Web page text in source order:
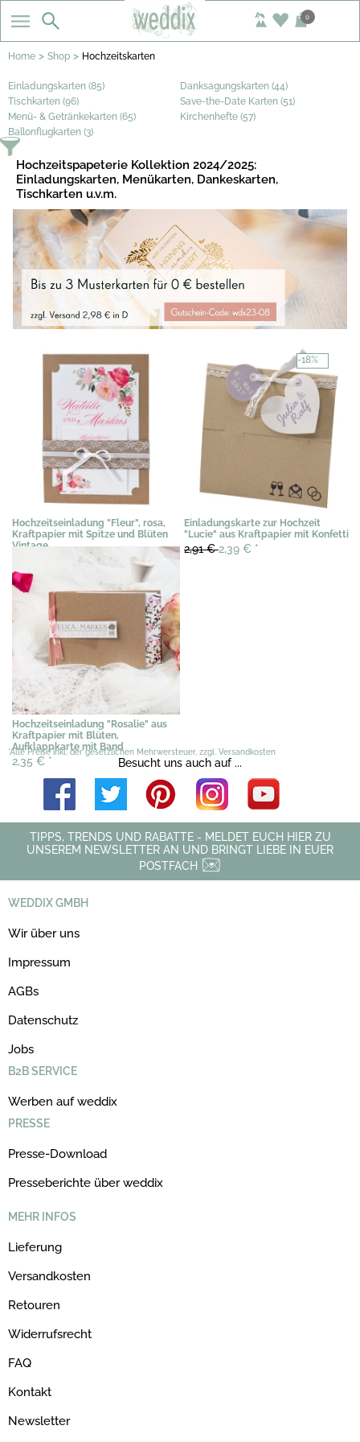
0
Home > Shop > Hochzeitskarten
Einladungskarten (85)
Danksagungskarten (44)
Tischkarten (96)
Save-the-Date Karten (51)
Menü- & Getränkekarten (65)
Kirchenhefte (57)
Ballonflugkarten (3)
Hochzeitspapeterie Kollektion 2024/2025:
Einladungskarten, Menükarten, Dankeskarten,
Tischkarten u.v.m.
Hochzeitseinladung "Fleur", rosa,
Kraftpapier mit Spitze und Blüten
Vintage
-18%
Einladungskarte zur Hochzeit
"Lucie" aus Kraftpapier mit Konfetti
2,91 €2,39 € *
Hochzeitseinladung "Rosalie" aus
Kraftpapier mit Blüten,
Aufklappkarte mit Band
2,35 € *
*Alle Preise inkl. der gesetzlichen Mehrwersteuer, zzgl. Versandkosten
Besucht uns auch auf ...
TIPPS, TRENDS UND RABATTE - MELDET EUCH HIER ZU
UNSEREM NEWSLETTER AN UND BRINGT LIEBE IN EUER
POSTFACH
WEDDIX GMBH
Wir über uns
Impressum
AGBs
Datenschutz
Jobs
B2B SERVICE
Werben auf weddix
PRESSE
Presse-Download
Presseberichte über weddix
MEHR INFOS
Lieferung
Versandkosten
Retouren
Widerrufsrecht
FAQ
Kontakt
Newsletter